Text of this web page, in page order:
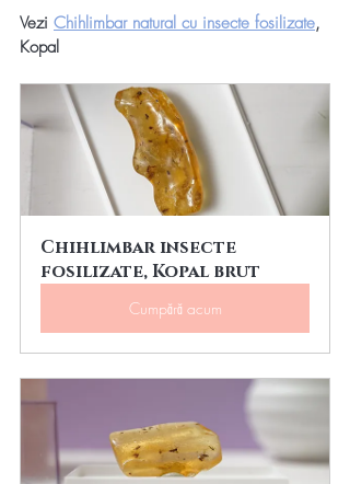
Vezi Chihlimbar natural cu insecte fosilizate,
Kopal
Chihlimbar insecte
fosilizate, Kopal brut
Cumpără acum